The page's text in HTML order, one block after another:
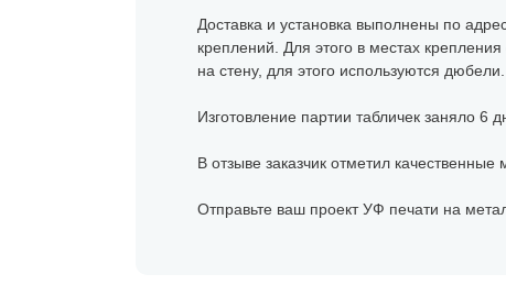
Доставка и установка выполнены по
креплений. Для этого в местах
на стену, для этого используются дюбели.
Изготовление партии табличек заняло 6
В отзыве заказчик отметил
Отправьте ваш проект УФ печати на